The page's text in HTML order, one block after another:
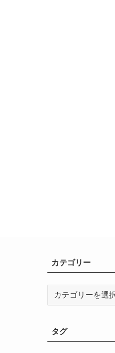
カテゴリー
リ
ー
タグ